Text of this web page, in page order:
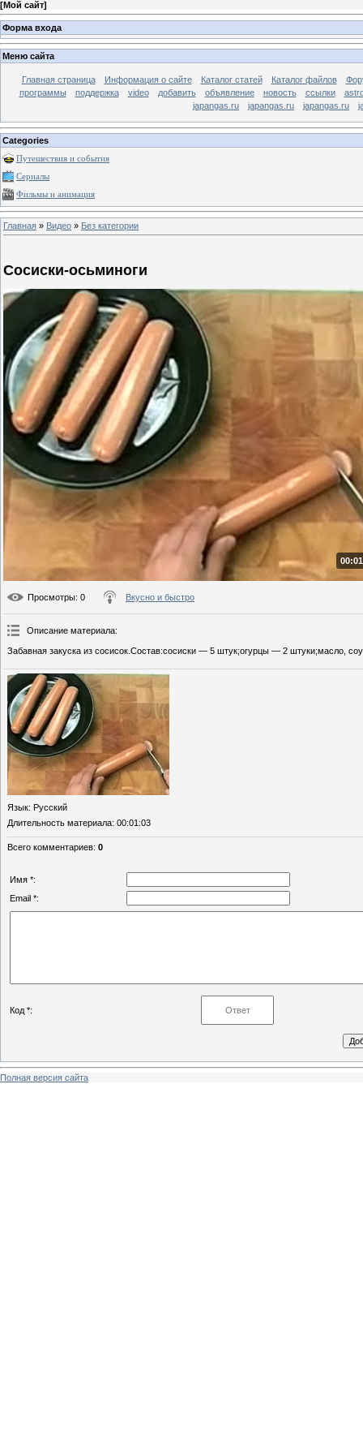
[Мой сайт]
Форма входа
Меню сайта
Главная страница Информация о сайте Каталог статей Каталог файлов
программы
поддержка video добавить объявление новость ссылки
japangas.ru
japangas.ru japangas.ru
Categories
Путешествия и события
Сериалы
Фильмы и анимация
Главная » Видео » Без категории
Сосиски-осьминоги
Просмотры: 0 Вкусно и быстро
Описание материала:
Забавная закуска из сосисок.Состав:сосиски — 5 штук;огурцы — 2 штуки;масло,
Язык: Русский
Длительность материала: 00:01:03
Всего комментариев: 0
Имя *:
Email *:
Код *:
Полная версия сайта